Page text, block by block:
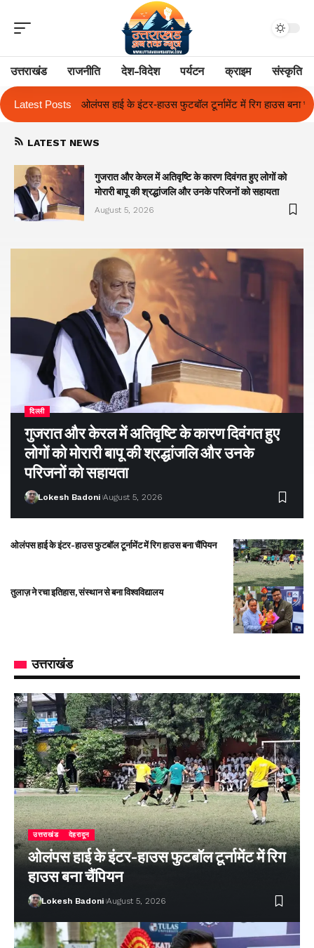
उत्तराखंड राजनीति देश-विदेश पर्यटन क्राइम संस्कृति
Latest Posts
में रिग हाउस बना चैंपियन तुलाज़ ने रचा इतिहास, संस्थान से बना
LATEST NEWS
गुजरात और केरल में अतिवृष्टि के कारण दिवंगत हुए लोगों को
मोरारी बापू की श्रद्धांजलि और उनके परिजनों को सहायता
August 5, 2026
दिल्ली
गुजरात और केरल में अतिवृष्टि के कारण दिवंगत हुए
लोगों को मोरारी बापू की श्रद्धांजलि और उनके
परिजनों को सहायता
Lokesh Badoni August 5, 2026
ओलंपस हाई के इंटर-हाउस फुटबॉल टूर्नामेंट में रिग हाउस बना चैंपियन
तुलाज़ ने रचा इतिहास, संस्थान से बना विश्वविद्यालय
उत्तराखंड
उत्तराखंड देहरादून
ओलंपस हाई के इंटर-हाउस फुटबॉल टूर्नामेंट में रिग
हाउस बना चैंपियन
Lokesh Badoni August 5, 2026